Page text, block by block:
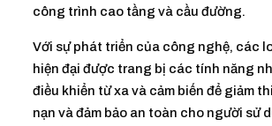
công trình cao tầng và cầu đường.
Với sự phát triển của công nghệ, các
hiện đại được trang bị các tính năng
điều khiển từ xa và cảm biến để giảm
nạn và đảm bảo an toàn cho người sử